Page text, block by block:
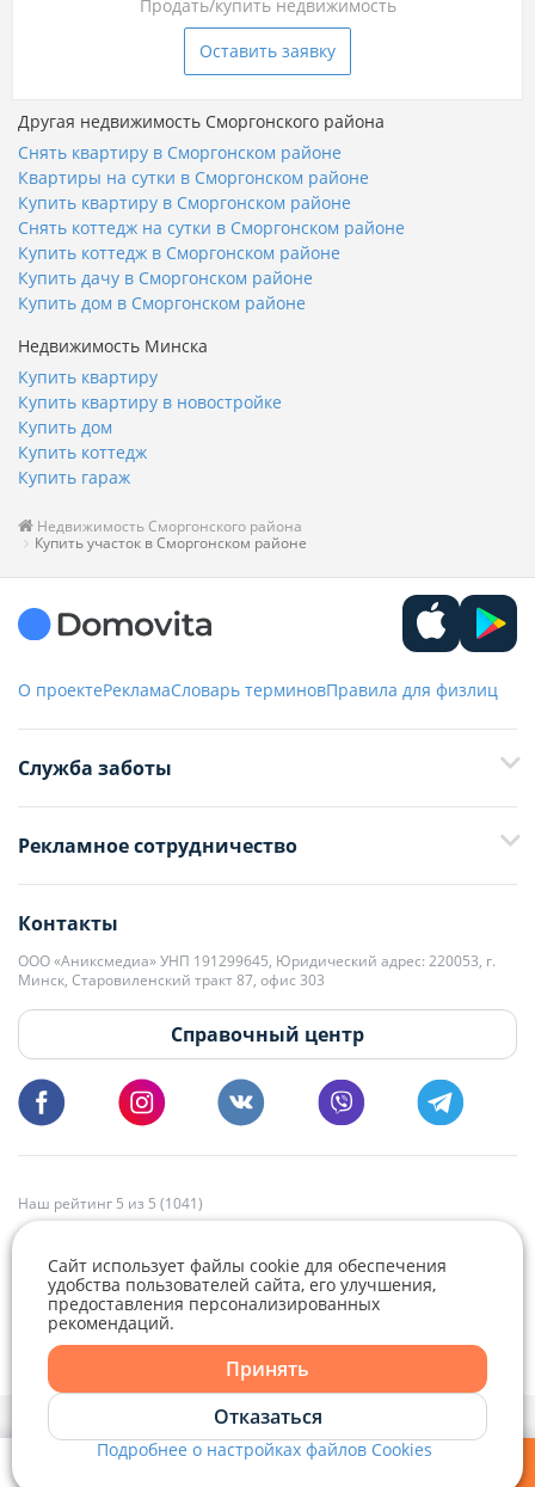
Telegram
Продать/купить недвижимость
Оставить заявку
Другая недвижимость Сморгонского района
Снять квартиру в Сморгонском районе
Квартиры на сутки в Сморгонском районе
Купить квартиру в Сморгонском районе
Снять коттедж на сутки в Сморгонском районе
Купить коттедж в Сморгонском районе
Купить дачу в Сморгонском районе
Купить дом в Сморгонском районе
Недвижимость Минска
Купить квартиру
Купить квартиру в новостройке
Купить дом
Купить коттедж
Купить гараж
Недвижимость Сморгонского района
Купить участок в Сморгонском районе
О проектеРекламаСловарь терминовПравила для физлиц
Служба заботы
+375 33 376-13-70
editor@domovita.by
Мы принимаем звонки и отвечаем на письма в будние дни с 9:00 до
18:00.
Рекламное сотрудничество
kb@domovita.by
+375 29 179-11-28 Владислав Гладченко
vg@domovita.by
Пишите и звоните нам в будние дни с 8:00 до 20:00.
Контакты
ООО «Аниксмедиа» УНП 191299645, Юридический адрес: 220053, г.
Минск, Старовиленский тракт 87, офис 303
Справочный центр
Наш рейтинг 5 из 5 (1041)
Политика конфиденциальности,
Политика обработки файлов cookieиВыбор настроек Cookie
Сайт использует файлы cookie для обеспечения
удобства пользователей сайта, его улучшения,
предоставления персонализированных
рекомендаций.
Принять
Отказаться
Подробнее о настройках файлов Cookies